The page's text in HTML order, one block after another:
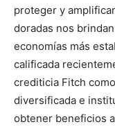
proteger y
doradas nos
economías más
calificada
crediticia Fitch
diversificada e
obtener beneficios